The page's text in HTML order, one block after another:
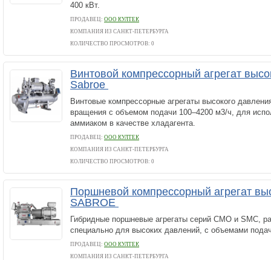
400 кВт.
ПРОДАВЕЦ: ООО КУЛТЕК
КОМПАНИЯ ИЗ САНКТ-ПЕТЕРБУРГА
КОЛИЧЕСТВО ПРОСМОТРОВ: 0
Винтовой компрессорный агрегат
Sabroe
Винтовые компрессорные агрегаты высокого
вращения с объемом подачи 100–4200 м3/ч, для
аммиаком в качестве хладагента.
ПРОДАВЕЦ: ООО КУЛТЕК
КОМПАНИЯ ИЗ САНКТ-ПЕТЕРБУРГА
КОЛИЧЕСТВО ПРОСМОТРОВ: 0
Поршневой компрессорный агрегат
SABROE
Гибридные поршневые агрегаты серий CMO и SMC,
специально для высоких давлений, с объемами
ПРОДАВЕЦ: ООО КУЛТЕК
КОМПАНИЯ ИЗ САНКТ-ПЕТЕРБУРГА